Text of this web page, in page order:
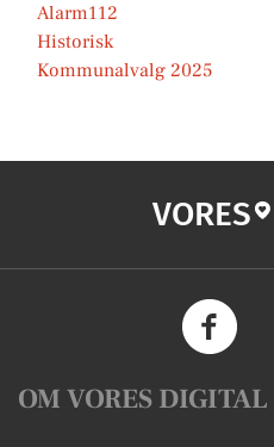
Alarm112
Historisk
Kommunalvalg 2025
VORES
OM VORES DIGITAL